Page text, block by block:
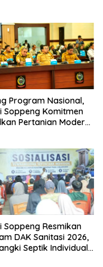
Program Nasional,
Soppeng Komitmen
Pertanian Modern
Soppeng Resmikan
DAK Sanitasi 2026,
Septik Individual